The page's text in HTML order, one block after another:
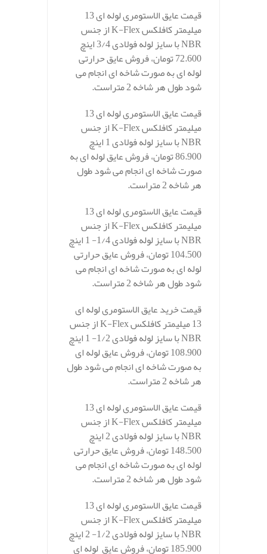
قیمت عایق الاستومری لوله ای 13
میلیمتر کافلکس K-Flex از جنس
NBR با سایز لوله فولادی 3/4 اینچ
72.600 تومان، فروش عایق حرارتی
لوله ای به صورت شاخه ای انجام می
شود طول هر شاخه 2 متراست.
قیمت عایق الاستومری لوله ای 13
میلیمتر کافلکس K-Flex از جنس
NBR با سایز لوله فولادی 1 اینچ
86.900 تومان، فروش عایق لوله ای به
صورت شاخه ای انجام می شود طول
هر شاخه 2 متراست.
قیمت عایق الاستومری لوله ای 13
میلیمتر کافلکس K-Flex از جنس
NBR با سایز لوله فولادی 1/4- 1 اینچ
104.500 تومان، فروش عایق حرارتی
لوله ای به صورت شاخه ای انجام می
شود طول هر شاخه 2 متراست.
قیمت خرید عایق الاستومری لوله ای
13 میلیمتر کافلکس K-Flex از جنس
NBR با سایز لوله فولادی 1/2- 1 اینچ
108.900 تومان، فروش عایق لوله ای
به صورت شاخه ای انجام می شود طول
هر شاخه 2 متراست.
قیمت عایق الاستومری لوله ای 13
میلیمتر کافلکس K-Flex از جنس
NBR با سایز لوله فولادی 2 اینچ
148.500 تومان، فروش عایق حرارتی
لوله ای به صورت شاخه ای انجام می
شود طول هر شاخه 2 متراست.
قیمت عایق الاستومری لوله ای 13
میلیمتر کافلکس K-Flex از جنس
NBR با سایز لوله فولادی 1/2- 2 اینچ
185.900 تومان، فروش عایق لوله ای